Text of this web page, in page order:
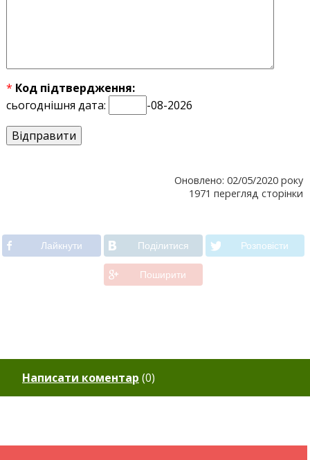
* Код підтвердження:
сьогоднішня дата:
-08-2026
Оновлено: 02/05/2020 року
1971 перегляд сторінки
Лайкнути Подiлитися Розповiсти
Поширити
Написати коментар (0)